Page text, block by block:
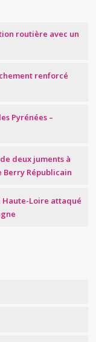
routière avec un
renforcé
Pyrénées –
deux juments à
Berry Républicain
Haute-Loire attaqué